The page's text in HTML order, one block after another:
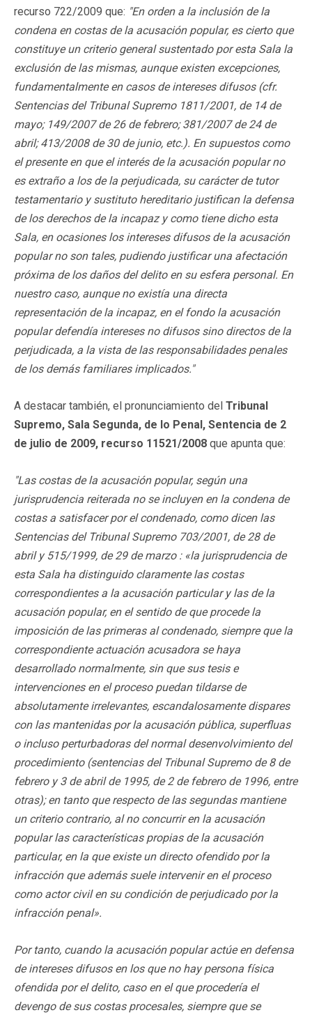
recurso 722/2009 que: "En orden a la inclusión de la
condena en costas de la acusación popular, es cierto que
constituye un criterio general sustentado por esta Sala la
exclusión de las mismas, aunque existen excepciones,
fundamentalmente en casos de intereses difusos (cfr.
Sentencias del Tribunal Supremo 1811/2001, de 14 de
mayo; 149/2007 de 26 de febrero; 381/2007 de 24 de
abril; 413/2008 de 30 de junio, etc.). En supuestos como
el presente en que el interés de la acusación popular no
es extraño a los de la perjudicada, su carácter de tutor
testamentario y sustituto hereditario justifican la defensa
de los derechos de la incapaz y como tiene dicho esta
Sala, en ocasiones los intereses difusos de la acusación
popular no son tales, pudiendo justificar una afectación
próxima de los daños del delito en su esfera personal. En
nuestro caso, aunque no existía una directa
representación de la incapaz, en el fondo la acusación
popular defendía intereses no difusos sino directos de la
perjudicada, a la vista de las responsabilidades penales
de los demás familiares implicados."
A destacar también, el pronunciamiento del Tribunal
Supremo, Sala Segunda, de lo Penal, Sentencia de 2
de julio de 2009, recurso 11521/2008 que apunta que:
"Las costas de la acusación popular, según una
jurisprudencia reiterada no se incluyen en la condena de
costas a satisfacer por el condenado, como dicen las
Sentencias del Tribunal Supremo 703/2001, de 28 de
abril y 515/1999, de 29 de marzo : «la jurisprudencia de
esta Sala ha distinguido claramente las costas
correspondientes a la acusación particular y las de la
acusación popular, en el sentido de que procede la
imposición de las primeras al condenado, siempre que la
correspondiente actuación acusadora se haya
desarrollado normalmente, sin que sus tesis e
intervenciones en el proceso puedan tildarse de
absolutamente irrelevantes, escandalosamente dispares
con las mantenidas por la acusación pública, superfluas
o incluso perturbadoras del normal desenvolvimiento del
procedimiento (sentencias del Tribunal Supremo de 8 de
febrero y 3 de abril de 1995, de 2 de febrero de 1996, entre
otras); en tanto que respecto de las segundas mantiene
un criterio contrario, al no concurrir en la acusación
popular las características propias de la acusación
particular, en la que existe un directo ofendido por la
infracción que además suele intervenir en el proceso
como actor civil en su condición de perjudicado por la
infracción penal».
Por tanto, cuando la acusación popular actúe en defensa
de intereses difusos en los que no hay persona física
ofendida por el delito, caso en el que procedería el
devengo de sus costas procesales, siempre que se